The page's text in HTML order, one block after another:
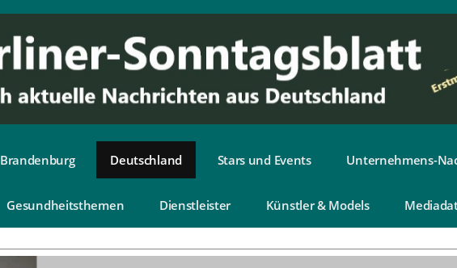
Brandenburg Deutschland Stars und Events Unternehmens-
Gesundheitsthemen Dienstleister Künstler & Models